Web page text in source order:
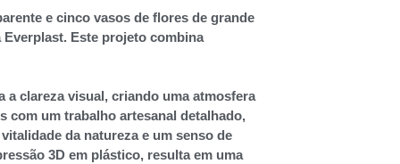
e cinco vasos de flores de grande
Este projeto combina
clareza visual, criando uma atmosfera
com um trabalho artesanal detalhado,
da natureza e um senso de
3D em plástico, resulta em uma